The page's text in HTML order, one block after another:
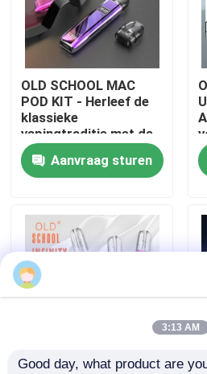
Videos
Over ons
Fabrieksreis
Kwaliteitscontrole
Contacteer ons
Vraag een offerte aan
ELFBAR Vape
OLD SCHOOL MAC
POD KIT - Herleef de
klassieke
vapingtraditie met de
moderne MAC POD,
ontworpen voor pure
smaak en
Aanvraag sturen
OLD SCHOOL INFINITY
3:13 AM
Good day, what product are